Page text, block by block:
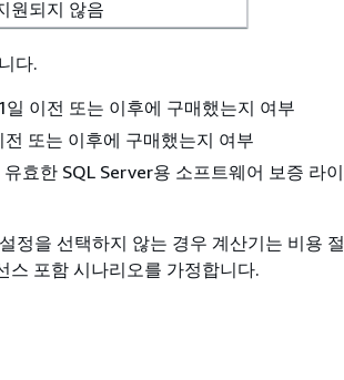
원되지 않음
다.
이전 또는 이후에 구매했는지 여부
또는 이후에 구매했는지 여부
효한 SQL Server용 소프트웨어 보증 라이
정을 선택하지 않는 경우 계산기는 비용 절
스 포함 시나리오를 가정합니다.